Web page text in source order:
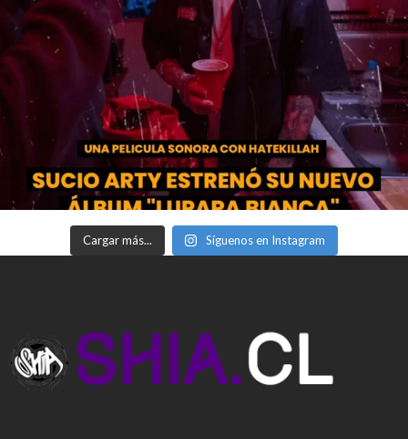
Cargar más... Síguenos en Instagram